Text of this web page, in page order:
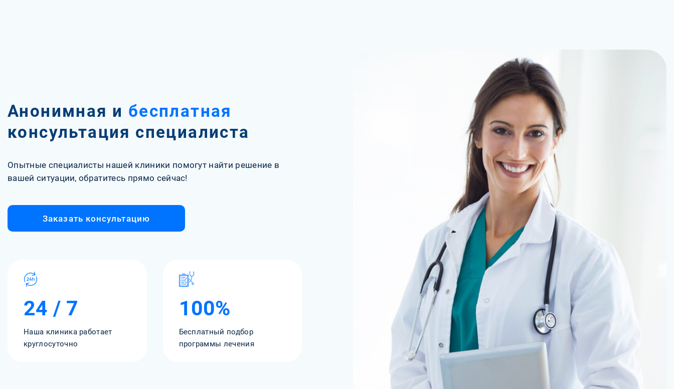
Анонимная и бесплатная
консультация специалиста
Опытные специалисты нашей клиники помогут найти решение в
вашей ситуации, обратитесь прямо сейчас!
Заказать консультацию
24 / 7
Наша клиника работает
круглосуточно
100%
Бесплатный подбор
программы лечения